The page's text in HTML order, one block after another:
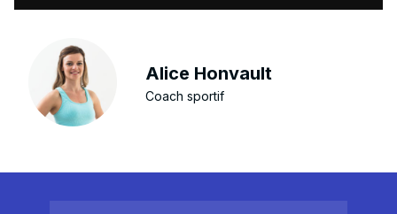
Alice Honvault
Coach sportif